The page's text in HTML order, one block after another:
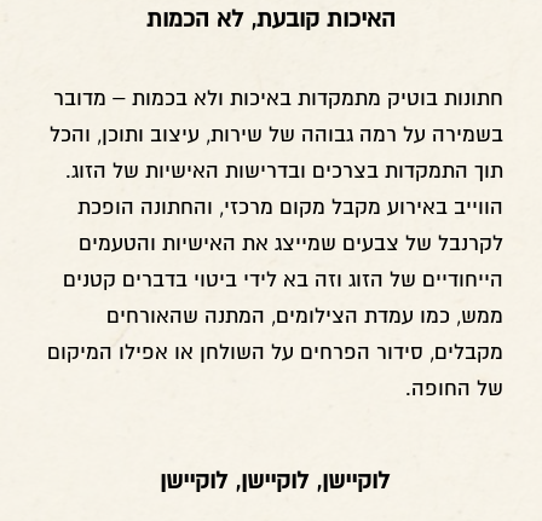
האיכות קובעת, לא הכמות
חתונות בוטיק מתמקדות באיכות ולא בכמות – מדובר
בשמירה על רמה גבוהה של שירות, עיצוב ותוכן, והכל
תוך התמקדות בצרכים ובדרישות האישיות של הזוג.
הווייב באירוע מקבל מקום מרכזי, והחתונה הופכת
לקרנבל של צבעים שמייצג את האישיות והטעמים
הייחודיים של הזוג וזה בא לידי ביטוי בדברים קטנים
ממש, כמו עמדת הצילומים, המתנה שהאורחים
מקבלים, סידור הפרחים על השולחן או אפילו המיקום
של החופה.
לוקיישן, לוקיישן, לוקיישן